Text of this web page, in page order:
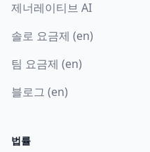
제너레이티브 AI
솔로 요금제 (en)
팀 요금제 (en)
블로그 (en)
법률